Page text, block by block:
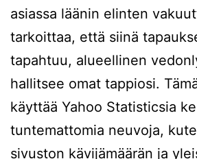
asiassa läänin elinten
tarkoittaa, että siinä
tapahtuu, alueellinen
hallitsee omat tappiosi.
käyttää Yahoo Statisticsia
tuntemattomia neuvoja,
sivuston kävijämäärän ja